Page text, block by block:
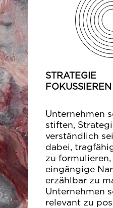
STRATEGIE
FOKUSSIEREN
Unternehmen
stiften,
verständlich
dabei,
zu
eingängige
erzählbar zu
Unternehmen
relevant zu